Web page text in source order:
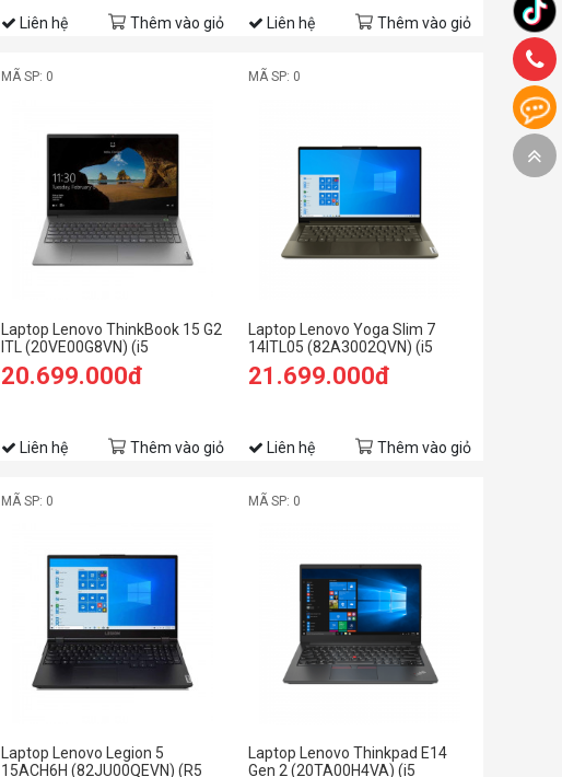
Liên hệ Thêm vào giỏ Liên hệ Thêm vào giỏ
MÃ SP: 0
Laptop Lenovo ThinkBook 15 G2
ITL (20VE00G8VN) (i5
1135G7/8GB RAM/512GB
SSD/15.6 FHD/MX450
20.699.000đ
Liên hệ Thêm vào giỏ
MÃ SP: 0
Laptop Lenovo Yoga Slim 7
14ITL05 (82A3002QVN) (i5
1135G7/8GB RAM/512GB
SSD/14 FHD/Win/Xanh rêu)
21.699.000đ
Liên hệ Thêm vào giỏ
MÃ SP: 0
Laptop Lenovo Legion 5
15ACH6H (82JU00QEVN) (R5
MÃ SP: 0
Laptop Lenovo Thinkpad E14
Gen 2 (20TA00H4VA) (i5